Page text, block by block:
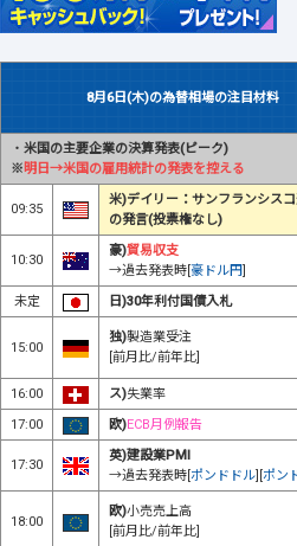
8月6日(木)の為替相場の注目材料
・ 米国の主要企業の決算発表(ピーク)
※明日→米国の雇用統計の発表を控える
09:35
米)デイリー：サンフランシス
の発言(投票権なし)
10:30
豪)貿易収支
→過去発表時[豪ドル円]
未定
日)30年利付国債入札
15:00
独)製造業受注
[前月比/前年比]
16:00
ス)失業率
17:00
欧)ECB月例報告
17:30
英)建設業PMI
→過去発表時[ポンドドル][ポン
18:00
欧)小売売上高
[前月比/前年比]